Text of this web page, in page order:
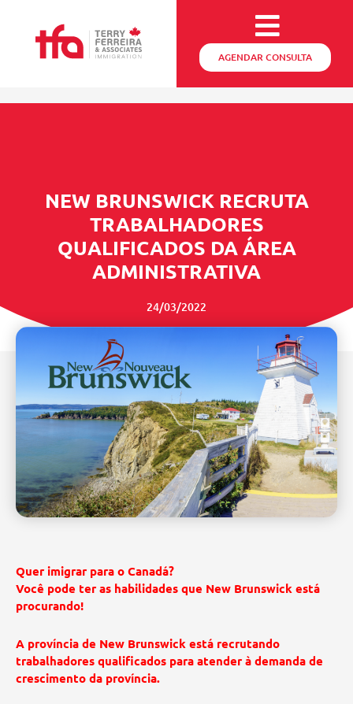
AGENDAR CONSULTA
NEW BRUNSWICK RECRUTA
TRABALHADORES
QUALIFICADOS DA ÁREA
ADMINISTRATIVA
24/03/2022
Quer imigrar para o Canadá?
Você pode ter as habilidades que New Brunswick está
procurando!
A província de New Brunswick está recrutando
trabalhadores qualificados para atender à demanda de
crescimento da província.